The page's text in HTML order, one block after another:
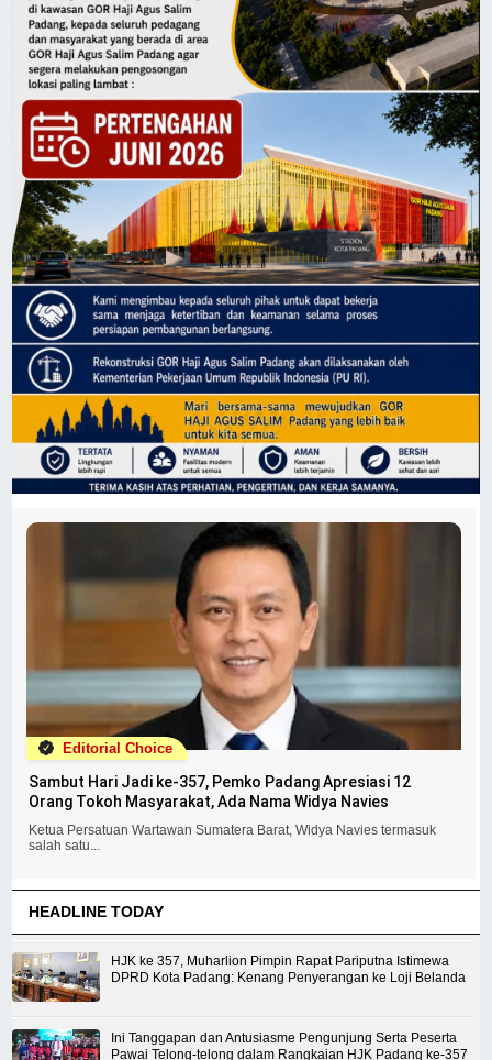
Editorial Choice
Sambut Hari Jadi ke-357, Pemko Padang Apresiasi 12
Orang Tokoh Masyarakat, Ada Nama Widya Navies
Ketua Persatuan Wartawan Sumatera Barat, Widya Navies termasuk
salah satu...
HEADLINE TODAY
HJK ke 357, Muharlion Pimpin Rapat Pariputna Istimewa
DPRD Kota Padang: Kenang Penyerangan ke Loji Belanda
Ini Tanggapan dan Antusiasme Pengunjung Serta Peserta
Pawai Telong-telong dalam Rangkaian HJK Padang ke-357